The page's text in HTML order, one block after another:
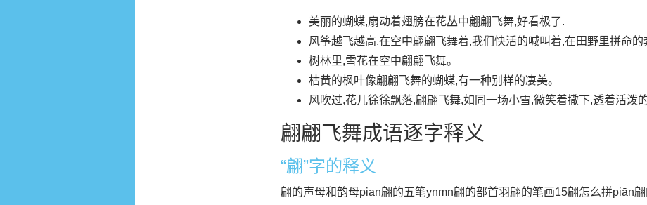
美丽的蝴蝶,扇动着翅膀在花丛中翩翩飞舞,好看极了.
风筝越飞越高,在空中翩翩飞舞着,我们快活的喊叫着,在田野里拼命的
树林里,雪花在空中翩翩飞舞。
枯黄的枫叶像翩翩飞舞的蝴蝶,有一种别样的凄美。
风吹过,花儿徐徐飘落,翩翩飞舞,如同一场小雪,微笑着撒下,透着活泼的
翩翩飞舞成语逐字释义
“翩”字的释义
翩的声母和韵母pian翩的五笔ynmn翩的部首羽翩的笔画15翩怎么拼piān